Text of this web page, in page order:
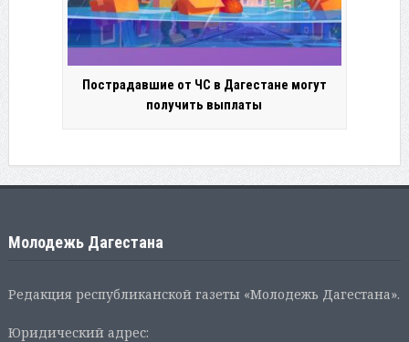
Пострадавшие от ЧС в Дагестане могут
получить выплаты
Молодежь Дагестана
Редакция республиканской газеты «Молодежь Дагестана».
Юридический адрес: